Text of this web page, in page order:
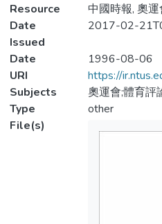
Resource
中國時報, 奧
Date
Issued
2017-02-
Date
1996-08-06
URI
https://
Subjects
奧運會;體育評
Type
other
File(s)